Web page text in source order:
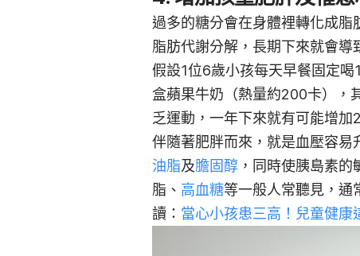
過多的糖分會在身體裡轉化成
脂肪代謝分解，長期下來就會導
假設1位6歲小孩每天早餐固定
盒蘋果牛奶（熱量約200卡），
乏運動，一年下來就有可能增加
伴隨著肥胖而來，就是血壓容
油脂及膽固醇 ，同時使胰島素
脂、 高血糖等一般人常聽見，通
讀： 當心小孩患三高！兒童健康